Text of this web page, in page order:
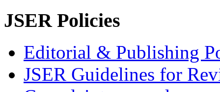
JSER Policies
Editorial & Publishing
JSER Guidelines for